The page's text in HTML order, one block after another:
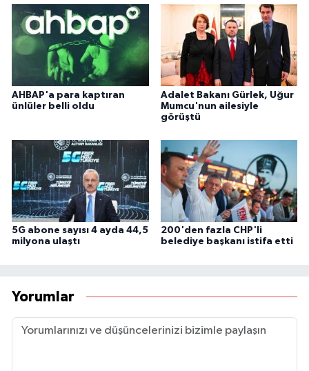
AHBAP'a para kaptıran
ünlüler belli oldu
Adalet Bakanı Gürlek, Uğur
Mumcu'nun ailesiyle
görüştü
5G abone sayısı 4 ayda 44,5
milyona ulaştı
200'den fazla CHP'li
belediye başkanı istifa etti
Yorumlar